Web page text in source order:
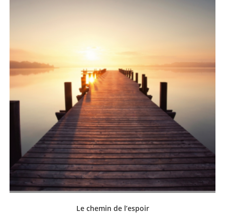
Le chemin de l’espoir